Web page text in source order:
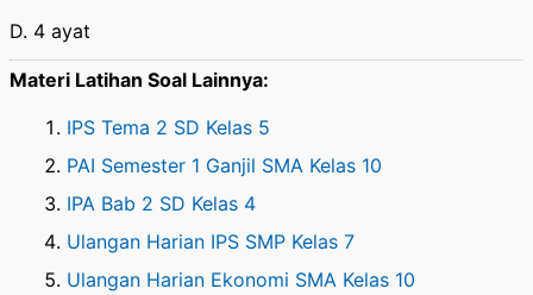
D. 4 ayat
Materi Latihan Soal Lainnya:
IPS Tema 2 SD Kelas 5
PAI Semester 1 Ganjil SMA Kelas 10
IPA Bab 2 SD Kelas 4
Ulangan Harian IPS SMP Kelas 7
Ulangan Harian Ekonomi SMA Kelas 10